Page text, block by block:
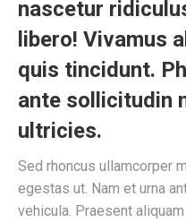
nascetur
libero! Vivamus
quis tincidunt.
ante sollicitudin
ultricies.
Sed rhoncus ullamcorper
egestas ut. Nam et urna
vehicula. Praesent